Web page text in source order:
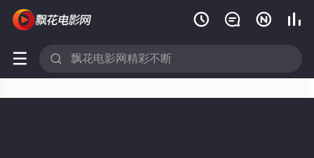
   
 